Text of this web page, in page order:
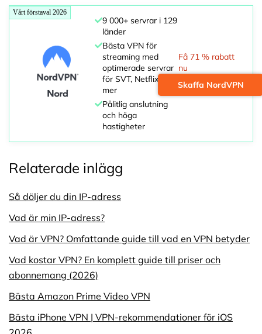
Vårt förstaval 2026
9 000+ servrar i 129
länder
Bästa VPN för
streaming med
optimerade servrar
för SVT, Netflix och
mer
Pålitlig anslutning
och höga
hastigheter
Få 71 % rabatt
nu
Skaffa NordVPN
Relaterade inlägg
Så döljer du din IP-adress
Vad är min IP-adress?
Vad är VPN? Omfattande guide till vad en VPN betyder
Vad kostar VPN? En komplett guide till priser och
abonnemang (2026)
Bästa Amazon Prime Video VPN
Bästa iPhone VPN | VPN-rekommendationer för iOS